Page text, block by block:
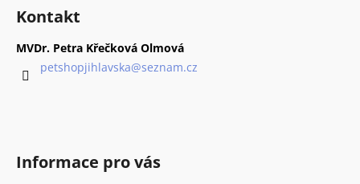
p
r
Kontakt
MVDr. Petra Křečková Olmová
petshopjihlavska@seznam.cz
Informace pro vás